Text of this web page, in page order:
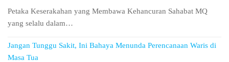
Petaka Keserakahan yang Membawa Kehancuran Sahabat MQ
yang selalu dalam…
Jangan Tunggu Sakit, Ini Bahaya Menunda Perencanaan Waris di
Masa Tua